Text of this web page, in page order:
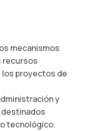
mecanismos
recursos
proyectos de
y
tecnológico.